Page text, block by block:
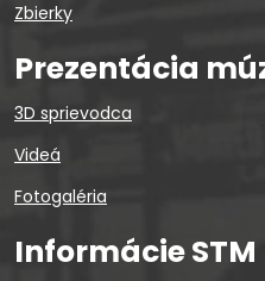
Zbierky
Prezentácia
3D sprievodca
Videá
Fotogaléria
Informácie STM